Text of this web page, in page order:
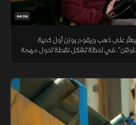
44:04
يعثر على ذهب ويقوم بوزن أول كمية
في لحظة تشكل نقطة تحول مهمة